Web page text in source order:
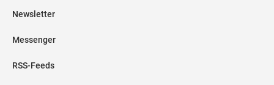
Newsletter
Messenger
RSS-Feeds